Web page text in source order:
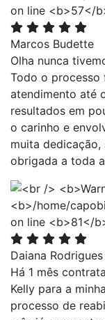
Marcos Budette
Olha nunca
Todo o processo
atendimento até
resultados em
o carinho e
muita
obrigada a toda
Daiana Rodrigues
Há 1 mês
Kelly para a
processo de